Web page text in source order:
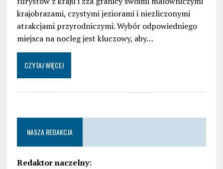
krajobrazami, czystymi jeziorami i niezliczonymi
atrakcjami przyrodniczymi. Wybór odpowiedniego
miejsca na nocleg jest kluczowy, aby…
CZYTAJ WIĘCEJ
NASZA REDAKCJA
Redaktor naczelny: